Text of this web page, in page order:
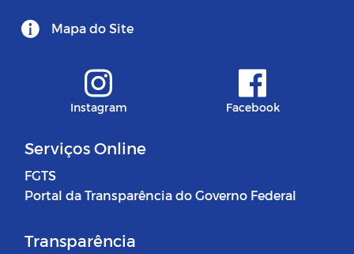
Mapa do Site
Instagram Facebook
Serviços Online
FGTS
Portal da Transparência do Governo Federal
Transparência